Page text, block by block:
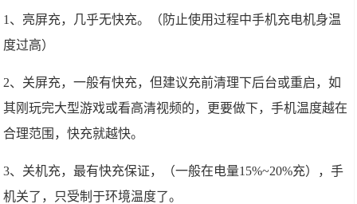
1、亮屏充，几乎无快充。（防止使用过程中手机充电机身温
度过高）
2、关屏充，一般有快充，但建议充前清理下后台或重启，如
其刚玩完大型游戏或看高清视频的，更要做下，手机温度越在
合理范围，快充就越快。
3、关机充，最有快充保证，（一般在电量15%~20%充），手
机关了，只受制于环境温度了。